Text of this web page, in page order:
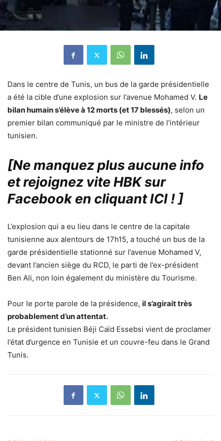
Dans le centre de Tunis, un bus de la garde présidentielle
a été la cible d’une explosion sur l’avenue Mohamed V. Le
bilan humain s’élève à 12 morts (et 17 blessés), selon un
premier bilan communiqué par le ministre de l’intérieur
tunisien.
[Ne manquez plus aucune info
et rejoignez vite HBK sur
Facebook en cliquant ICI !]
L’explosion qui a eu lieu dans le centre de la capitale
tunisienne aux alentours de 17h15, a touché un bus de la
garde présidentielle stationné sur l’avenue Mohamed V,
devant l’ancien siège du RCD, le parti de l’ex-président
Ben Ali, non loin également du ministère du Tourisme.
Pour le porte parole de la présidence, il s’agirait très
probablement d’un attentat.
Le président tunisien Béji Caïd Essebsi vient de proclamer
l’état d’urgence en Tunisie et un couvre-feu dans le Grand
Tunis.